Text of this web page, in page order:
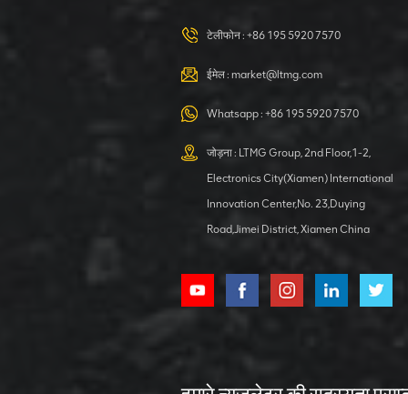
टेलीफोन : +86 195 5920 7570
ईमेल : market@ltmg.com
Whatsapp : +86 195 5920 7570
जोड़ना : LTMG Group, 2nd Floor,1-2,
Electronics City(Xiamen) International
Innovation Center,No. 23,Duying
Road,Jimei District, Xiamen China